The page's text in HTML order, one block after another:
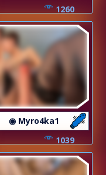
1260
◉ Myro4ka1
1039